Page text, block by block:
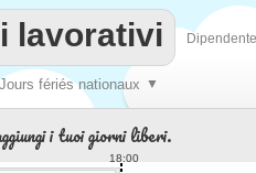
fériés nationaux ▼
lavorativi
i tuoi giorni liberi.
18:00